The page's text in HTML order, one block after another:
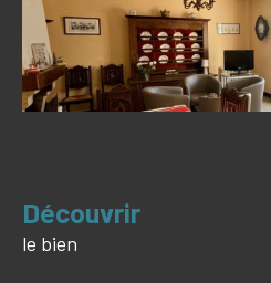
découvrir
le bien